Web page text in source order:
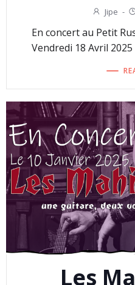
Jipe -
En concert au Petit
Vendredi 18 Avril
Les